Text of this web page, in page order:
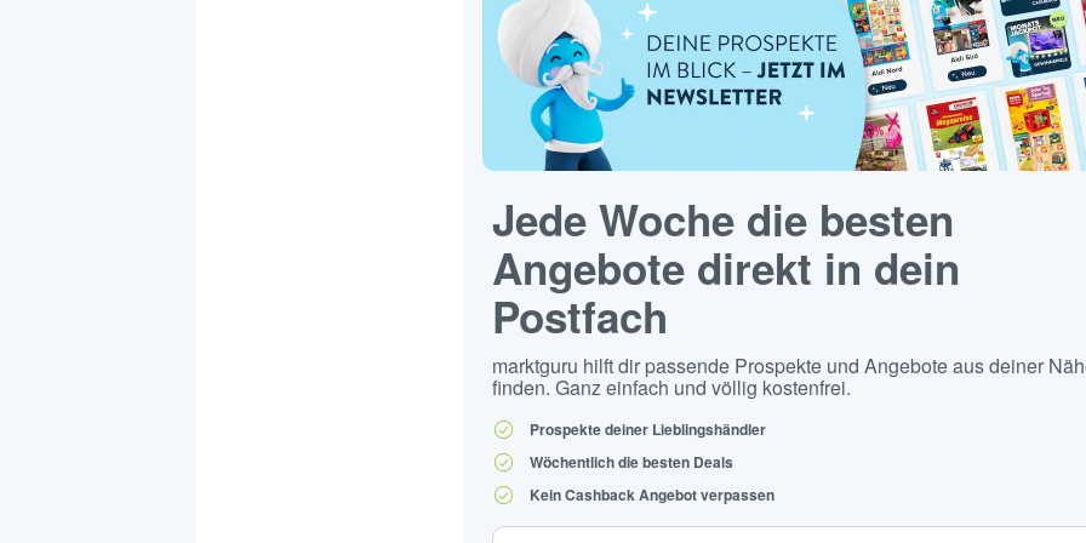
Jede Woche die besten
Angebote direkt in dein
Postfach
marktguru hilft dir passende Prospekte und Angebote aus deiner
finden. Ganz einfach und völlig kostenfrei.
Prospekte deiner Lieblingshändler
Wöchentlich die besten Deals
Kein Cashback Angebot verpassen